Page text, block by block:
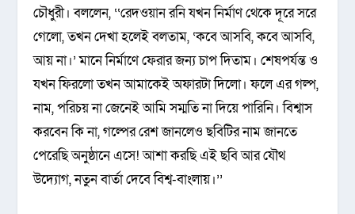
চৌধুরী। বললেন, ‘‘রেদওয়ান রনি যখন নির্মাণ থেকে দূরে সরে
গেলো, তখন দেখা হলেই বলতাম, ‘কবে আসবি, কবে আসবি,
আয় না।’ মানে নির্মাণে ফেরার জন্য চাপ দিতাম। শেষপর্যন্ত ও
যখন ফিরলো তখন আমাকেই অফারটা দিলো। ফলে এর গল্প,
নাম, পরিচয় না জেনেই আমি সম্মতি না দিয়ে পারিনি। বিশ্বাস
করবেন কি না, গল্পের রেশ জানলেও ছবিটির নাম জানতে
পেরেছি অনুষ্ঠানে এসে! আশা করছি এই ছবি আর যৌথ
উদ্যোগ, নতুন বার্তা দেবে বিশ্ব-বাংলায়।’’